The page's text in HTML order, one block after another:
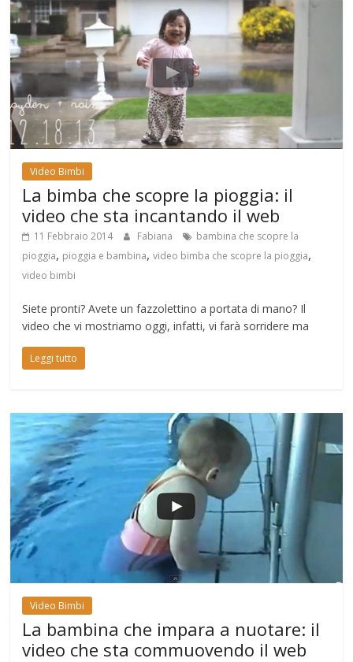
Video Bimbi
La bimba che scopre la pioggia: il
video che sta incantando il web
11 Febbraio 2014 Fabiana
bambina che scopre la
pioggia, pioggia e bambina,video bimba che scopre la pioggia,
video bimbi
Siete pronti? Avete un fazzolettino a portata di mano? Il
video che vi mostriamo oggi, infatti, vi farà sorridere ma
Leggi tutto
Video Bimbi
La bambina che impara a nuotare: il
video che sta commuovendo il web